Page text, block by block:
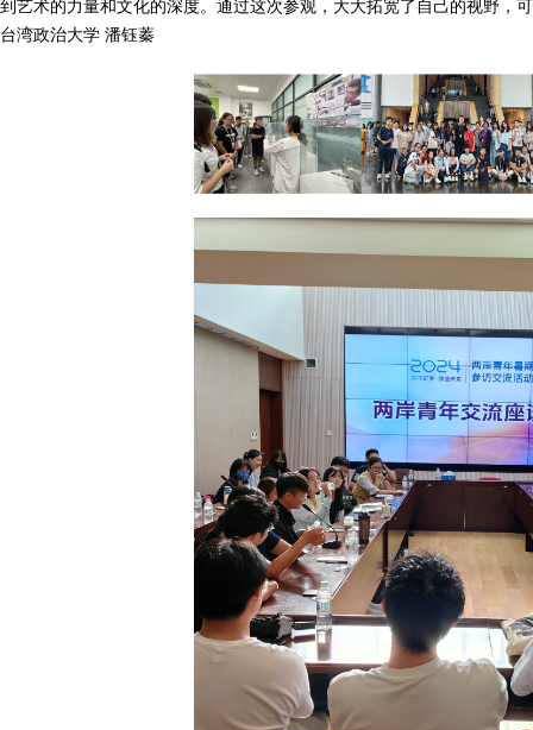
到艺术的力量和文化的深度。通过这次参观，大大拓宽了自己的视野
台湾政治大学 潘钰蓁